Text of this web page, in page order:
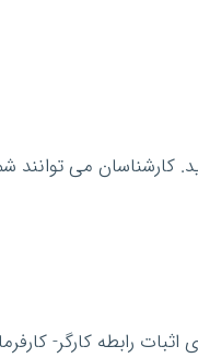
کارشناسان می توانند
رابطه کارگر-